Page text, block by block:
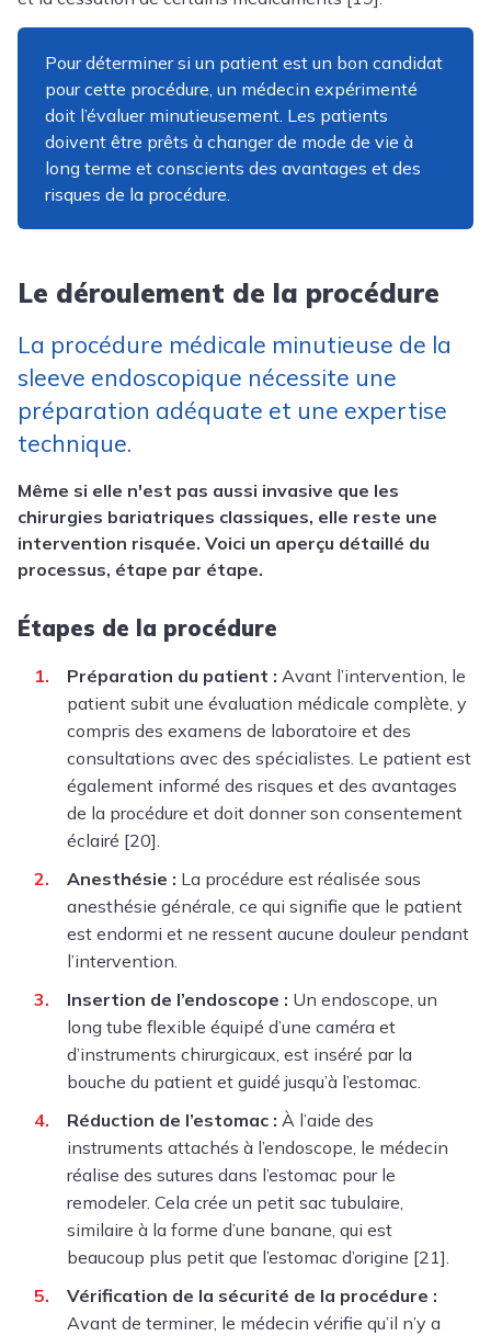
Pour déterminer si un patient est un bon candidat
pour cette procédure, un médecin expérimenté
doit l’évaluer minutieusement. Les patients
doivent être prêts à changer de mode de vie à
long terme et conscients des avantages et des
risques de la procédure.
Le déroulement de la procédure
La procédure médicale minutieuse de la
sleeve endoscopique nécessite une
préparation adéquate et une expertise
technique.
Même si elle n'est pas aussi invasive que les
chirurgies bariatriques classiques, elle reste une
intervention risquée. Voici un aperçu détaillé du
processus, étape par étape.
Étapes de la procédure
Préparation du patient : Avant l’intervention, le
patient subit une évaluation médicale complète, y
compris des examens de laboratoire et des
consultations avec des spécialistes. Le patient est
également informé des risques et des avantages
de la procédure et doit donner son consentement
éclairé [20].
Anesthésie : La procédure est réalisée sous
anesthésie générale, ce qui signifie que le patient
est endormi et ne ressent aucune douleur pendant
l’intervention.
Insertion de l’endoscope : Un endoscope, un
long tube flexible équipé d’une caméra et
d’instruments chirurgicaux, est inséré par la
bouche du patient et guidé jusqu’à l’estomac.
Réduction de l’estomac : À l’aide des
instruments attachés à l’endoscope, le médecin
réalise des sutures dans l’estomac pour le
remodeler. Cela crée un petit sac tubulaire,
similaire à la forme d’une banane, qui est
beaucoup plus petit que l’estomac d’origine [21].
Vérification de la sécurité de la procédure :
Avant de terminer, le médecin vérifie qu’il n’y a